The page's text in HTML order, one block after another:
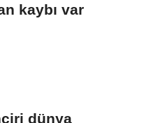
kaybı var
dünya